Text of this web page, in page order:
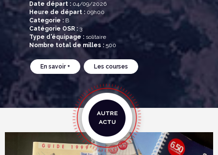
Date départ : 04/09/2026
Heure de départ : 09h00
Categorie : B
Catégorie OSR : 3
Type d'équipage : solitaire
Nombre total de milles : 500
En savoir + Les courses